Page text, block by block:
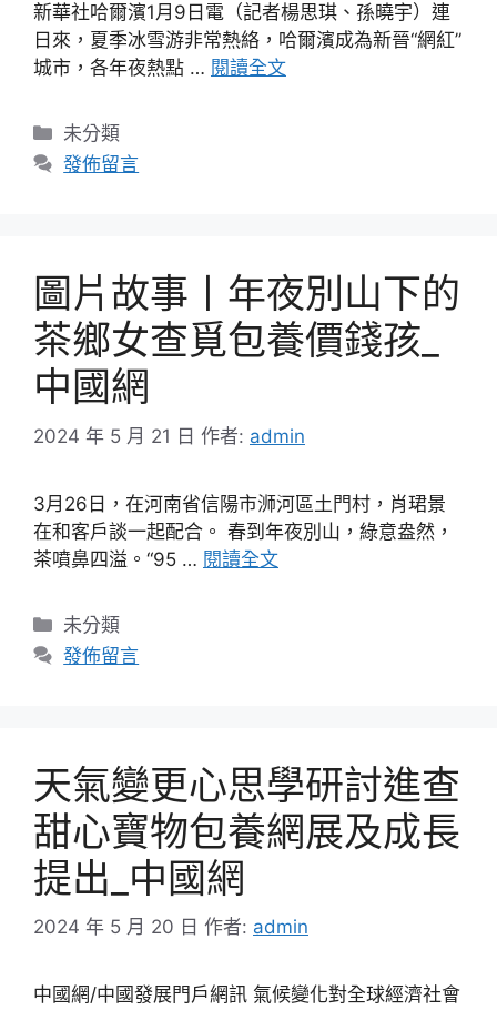
新華社哈爾濱1月9日電（記者楊思琪、孫曉宇）連
日來，夏季冰雪游非常熱絡，哈爾濱成為新晉“網紅”
城市，各年夜熱點 … 閱讀全文
分
類
未分類
發佈留言
圖片故事丨年夜別山下的
茶鄉女查覓包養價錢孩_
中國網
2024 年 5 月 21 日 作者: admin
3月26日，在河南省信陽市浉河區土門村，肖珺景
在和客戶談一起配合。 春到年夜別山，綠意盎然，
茶噴鼻四溢。“95 … 閱讀全文
分
類
未分類
發佈留言
天氣變更心思學研討進查
甜心寶物包養網展及成長
提出_中國網
2024 年 5 月 20 日 作者: admin
中國網/中國發展門戶網訊 氣候變化對全球經濟社會